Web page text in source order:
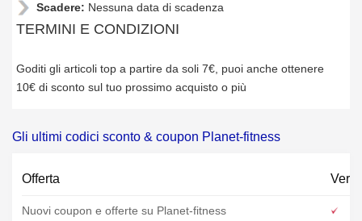
Scadere: Nessuna data di scadenza
TERMINI E CONDIZIONI
Goditi gli articoli top a partire da soli 7€, puoi anche ottenere
10€ di sconto sul tuo prossimo acquisto o più
Gli ultimi codici sconto & coupon Planet-fitness
Offerta
Nuovi coupon e offerte su Planet-fitness